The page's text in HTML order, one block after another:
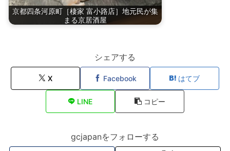
京都四条河原町［棲家 富小路店］地元民が集
まる京居酒屋
シェアする
X Facebook はてブ
LINE コピー
gcjapanをフォローする